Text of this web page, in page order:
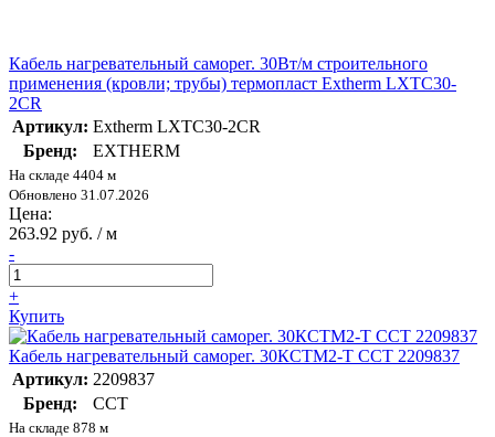
Кабель нагревательный саморег. 30Вт/м строительного
применения (кровли; трубы) термопласт Extherm LXTC30-
2CR
Артикул: Extherm LXTC30-2CR
Бренд:
EXTHERM
На складе 4404 м
Обновлено 31.07.2026
Цена:
263.92 руб. / м
-
+
Купить
Кабель нагревательный саморег. 30КСТМ2-Т ССТ 2209837
Артикул: 2209837
Бренд:
ССТ
На складе 878 м